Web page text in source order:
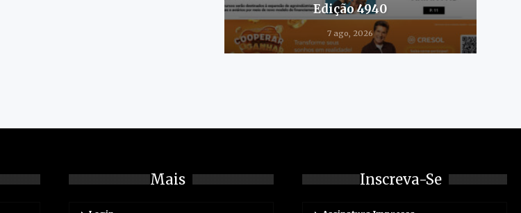
Edição 4940
7 ago, 2026
Mais Inscreva-Se